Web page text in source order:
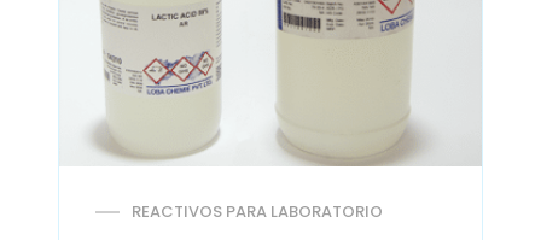
REACTIVOS PARA LABORATORIO